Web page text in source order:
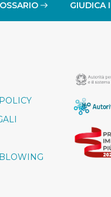
GIUDICA